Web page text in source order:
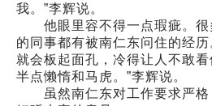
我。”李辉说。
他眼里容不得一点瑕疵。很
的同事都有被南仁东问住的经
就会板起面孔，冷得让人不敢
半点懒惰和马虎。”李辉说。
虽然南仁东对工作要求严格